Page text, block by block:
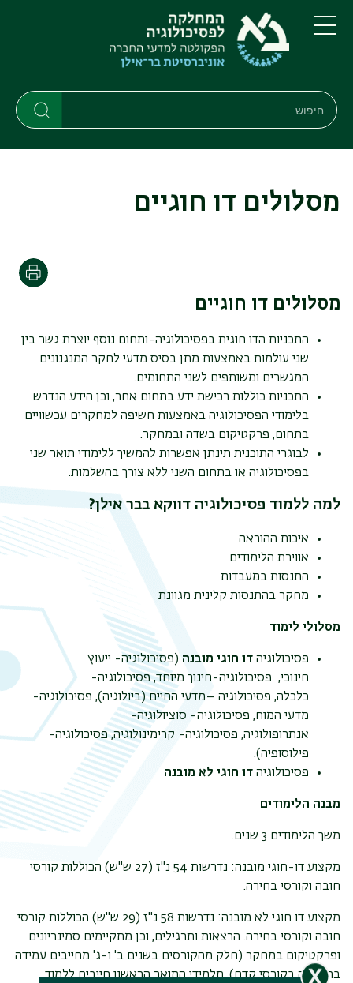
דילוג
לתוכן
העיקרי
דילוג
לתפריט
ניווט
ראשי
תפריט
חיפוש
Search
מסלולים דו חוגיים
מסלולים דו חוגיים
התכניות הדו חוגית בפסיכולוגיה-ותחום נוסף יוצרת גשר בין
שני עולמות באמצעות מתן בסיס מדעי לחקר המנגנונים
המגשרים ומשותפים לשני התחומים.
התכניות כוללות רכישת ידע בתחום אחר, וכן הידע הנדרש
בלימודי הפסיכולוגיה באמצעות חשיפה למחקרים עכשוויים
בתחום, פרקטיקום בשדה ובמחקר.
לבוגרי התוכנית תינתן אפשרות להמשיך ללימודי תואר שני
בפסיכולוגיה או בתחום השני ללא צורך בהשלמות.
למה ללמוד פסיכולוגיה דווקא בבר אילן?
איכות ההוראה
אווירת הלימודים
התנסות במעבדות
מחקר בהתנסות קלינית מגוונת
מסלולי לימוד
פסיכולוגיה דו חוגי מובנה (פסיכולוגיה- ייעוץ
חינוכי, פסיכולוגיה-חינוך מיוחד, פסיכולוגיה-
כלכלה, פסיכולוגיה –מדעי החיים (ביולוגיה), פסיכולוגיה-
מדעי המוח, פסיכולוגיה- סוציולוגיה-
אנתרופולוגיה, פסיכולוגיה- קרימינולוגיה, פסיכולוגיה-
פילוסופיה).
פסיכולוגיה דו חוגי לא מובנה
מבנה הלימודים
משך הלימודים 3 שנים.
מקצוע דו-חוגי מובנה: נדרשות 54 נ"ז (27 ש"ש) הכוללות קורסי
חובה וקורסי בחירה.
מקצוע דו חוגי לא מובנה: נדרשות 58 נ"ז (29 ש"ש) הכוללות קורסי
חובה וקורסי בחירה. הרצאות ותרגילים, וכן מתקיימים סמינריונים
ופרקטיקום במחקר (חלק מהקורסים בשנים ב' ו-ג' מחייבים עמידה
בהצלחה בקורסי קדם). תלמידי התואר הראשון חייבים ללמוד